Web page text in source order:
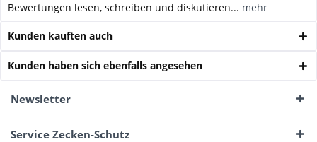
Bewertungen lesen, schreiben und diskutieren... mehr
Kunden kauften auch
Kunden haben sich ebenfalls angesehen
Newsletter
Service Zecken-Schutz